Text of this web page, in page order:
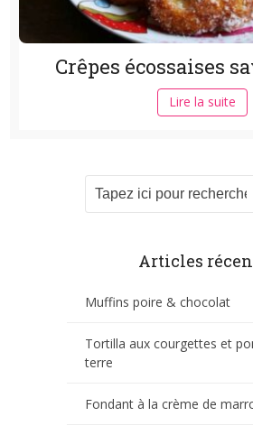
Crêpes écossaises
Lire la suite
Articles
Muffins poire & chocolat
Tortilla aux courgettes et
terre
Fondant à la crème de